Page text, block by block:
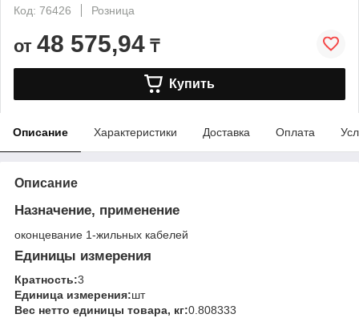
Код: 76426
Розница
от 48 575,94 ₸
Купить
Описание Характеристики Доставка Оплата
Описание
Назначение, применение
оконцевание 1-жильных кабелей
Единицы измерения
Кратность:3
Единица измерения:шт
Вес нетто единицы товара, кг:0.808333